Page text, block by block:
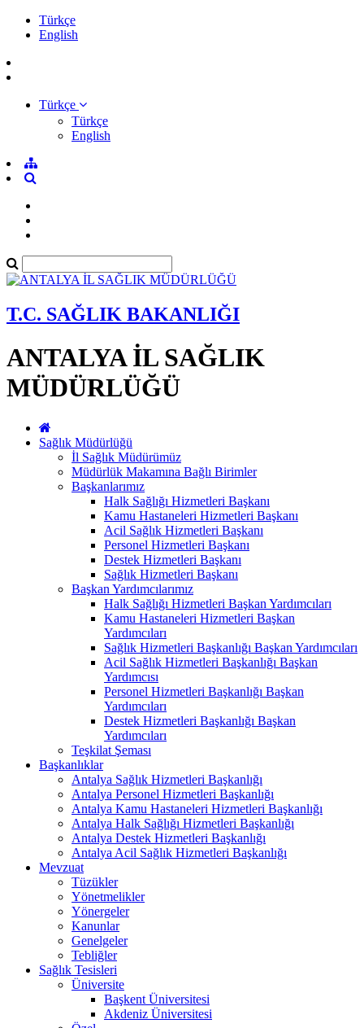
Türkçe
English
Türkçe
Türkçe
English
T.C. SAĞLIK BAKANLIĞI
ANTALYA İL SAĞLIK
MÜDÜRLÜĞÜ
Sağlık Müdürlüğü
İl Sağlık Müdürümüz
Müdürlük Makamına Bağlı Birimler
Başkanlarımız
Halk Sağlığı Hizmetleri Başkanı
Kamu Hastaneleri Hizmetleri Başkanı
Acil Sağlık Hizmetleri Başkanı
Personel Hizmetleri Başkanı
Destek Hizmetleri Başkanı
Sağlık Hizmetleri Başkanı
Başkan Yardımcılarımız
Halk Sağlığı Hizmetleri Başkan Yardımcıları
Kamu Hastaneleri Hizmetleri Başkan
Yardımcıları
Sağlık Hizmetleri Başkanlığı Başkan Yardımcıları
Acil Sağlık Hizmetleri Başkanlığı Başkan
Yardımcısı
Personel Hizmetleri Başkanlığı Başkan
Yardımcıları
Destek Hizmetleri Başkanlığı Başkan
Yardımcıları
Teşkilat Şeması
Başkanlıklar
Antalya Sağlık Hizmetleri Başkanlığı
Antalya Personel Hizmetleri Başkanlığı
Antalya Kamu Hastaneleri Hizmetleri Başkanlığı
Antalya Halk Sağlığı Hizmetleri Başkanlığı
Antalya Destek Hizmetleri Başkanlığı
Antalya Acil Sağlık Hizmetleri Başkanlığı
Mevzuat
Tüzükler
Yönetmelikler
Yönergeler
Kanunlar
Genelgeler
Tebliğler
Sağlık Tesisleri
Üniversite
Başkent Üniversitesi
Akdeniz Üniversitesi